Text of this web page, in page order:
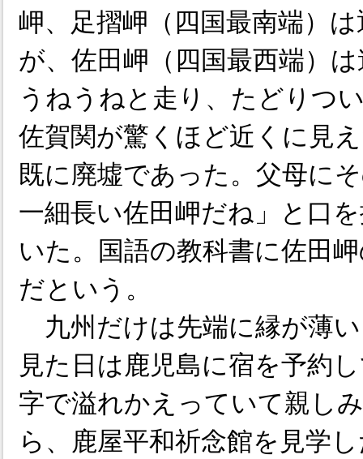
岬、足摺岬（四国最南端）
が、佐田岬（四国最西端）
うねうねと走り、たどりつ
佐賀関が驚くほど近くに見
既に廃墟であった。父母に
一細長い佐田岬だね」と口
いた。国語の教科書に佐田
だという。
九州だけは先端に縁が薄
見た日は鹿児島に宿を予約
字で溢れかえっていて親し
ら、鹿屋平和祈念館を見学